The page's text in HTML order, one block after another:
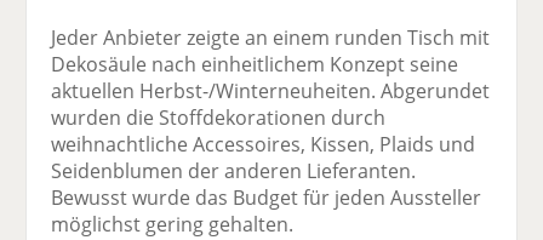
Jeder Anbieter zeigte an einem runden Tisch mit
Dekosäule nach einheitlichem Konzept seine
aktuellen Herbst-/Winterneuheiten. Abgerundet
wurden die Stoffdekorationen durch
weihnachtliche Accessoires, Kissen, Plaids und
Seidenblumen der anderen Lieferanten.
Bewusst wurde das Budget für jeden Aussteller
möglichst gering gehalten.